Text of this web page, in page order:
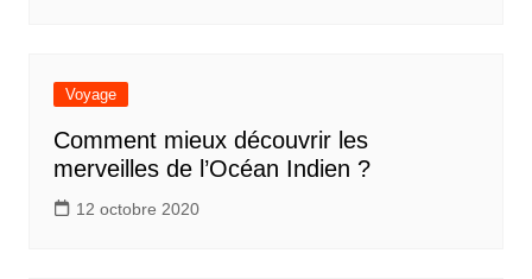
Voyage
Comment mieux découvrir les
merveilles de l’Océan Indien ?
12 octobre 2020